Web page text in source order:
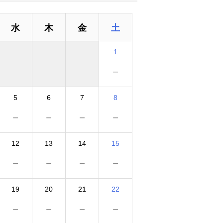
水 木 金 土
1
－
5
－
6
－
7
－
8
－
12
－
13
－
14
－
15
－
19
－
20
－
21
－
22
－